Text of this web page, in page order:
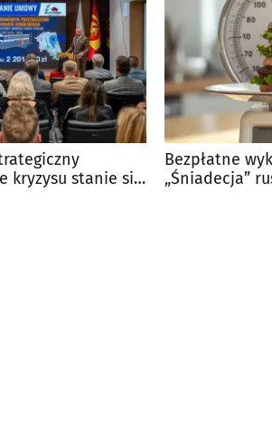
kryzysu stanie się
Bezpłatne
„Śniadecja”